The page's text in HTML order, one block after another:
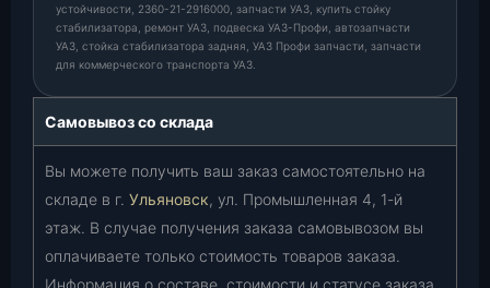
устойчивости, 2360-21-2916000, запчасти УАЗ, купить стойку
стабилизатора, ремонт УАЗ, подвеска УАЗ-Профи, автозапчасти
УАЗ, стойка стабилизатора задняя, УАЗ Профи запчасти, запчасти
для коммерческого транспорта УАЗ.
Самовывоз со склада
Вы можете получить ваш заказ самостоятельно на
складе в г. Ульяновск, ул. Промышленная 4, 1-й
этаж. В случае получения заказа самовывозом вы
оплачиваете только стоимость товаров заказа.
Информация о составе, стоимости и статусе заказа